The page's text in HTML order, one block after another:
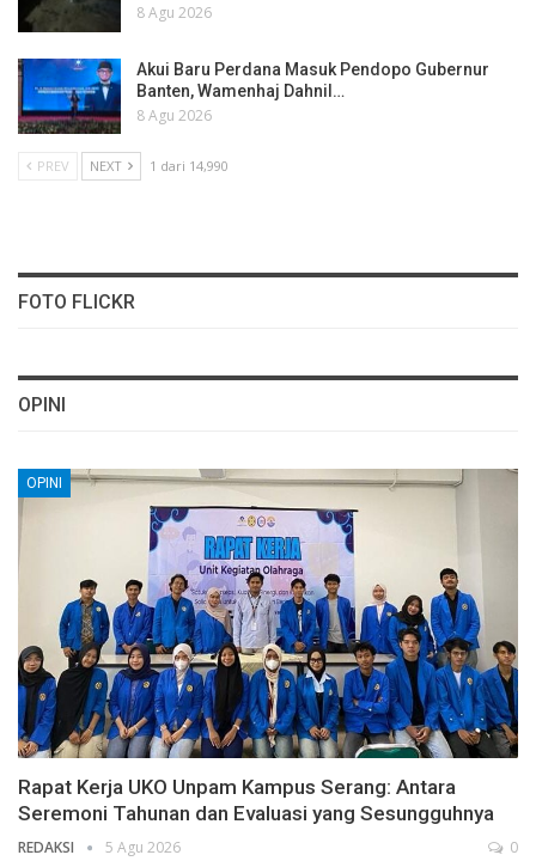
8 Agu 2026
Akui Baru Perdana Masuk Pendopo Gubernur
Banten, Wamenhaj Dahnil…
8 Agu 2026
PREV NEXT 1 dari 14,990
FOTO FLICKR
OPINI
OPINI
Rapat Kerja UKO Unpam Kampus Serang: Antara
Seremoni Tahunan dan Evaluasi yang Sesungguhnya
REDAKSI 5 Agu 2026 0